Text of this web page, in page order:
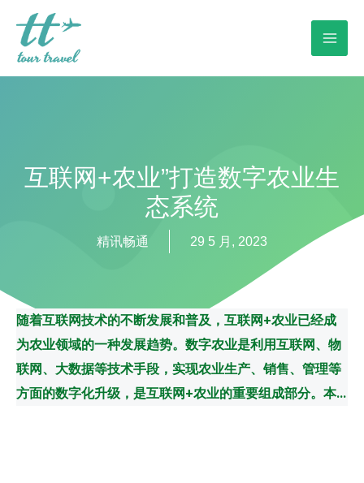
互联网+农业”打造数字农业生
态系统
精讯畅通 29 5 月, 2023
随着互联网技术的不断发展和普及，互联网+农业已经成
为农业领域的一种发展趋势。数字农业是利用互联网、物
联网、大数据等技术手段，实现农业生产、销售、管理等
方面的数字化升级，是互联网+农业的重要组成部分。本...